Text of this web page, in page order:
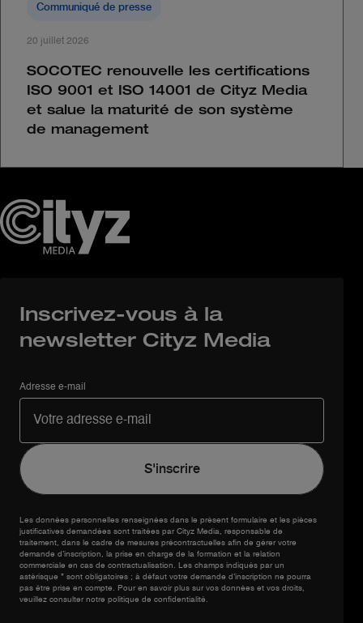
Communiqué de presse
20 juillet 2026
SOCOTEC renouvelle les certifications
ISO 9001 et ISO 14001 de Cityz Media
et salue la maturité de son système
de management
Inscrivez-vous à la
newsletter Cityz Media
Adresse e-mail
Les données personnelles renseignées dans le présent formulaire et les pièces
justificatives demandées sont traitées par Cityz Media, responsable de
traitement, dans le cadre de mesures précontractuelles afin de gérer votre
demande d’inscription, la prise en charge de la formation et la relation
commerciale en cas de contractualisation. Les champs indiqués par un
astérisque * sont obligatoires ; à défaut votre demande d’inscription ne pourra
pas être prise en compte. Pour en savoir plus sur vos données et vos droits,
veuillez consulter notre politique de confidentialité.